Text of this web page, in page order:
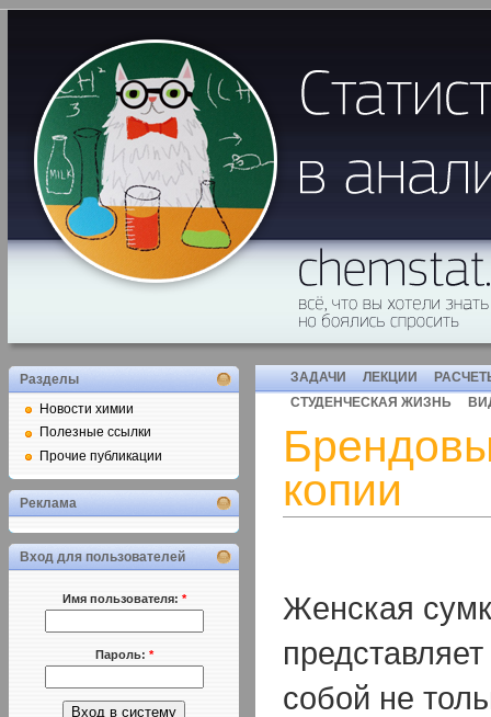
ЗАДАЧИ ЛЕКЦИИ
СТУДЕНЧЕСКАЯ ЖИЗНЬ
копии
Женская
представляет
собой не
Разделы
Новости химии
Полезные ссылки
Прочие публикации
Реклама
Вход для пользователей
Имя пользователя: *
Пароль: *